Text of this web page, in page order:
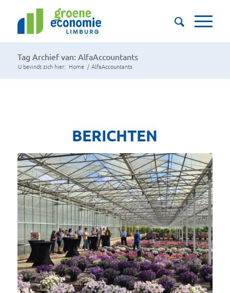
Tag Archief van: AlfaAccountants
U bevindt zich hier: Home / AlfaAccountants
BERICHTEN